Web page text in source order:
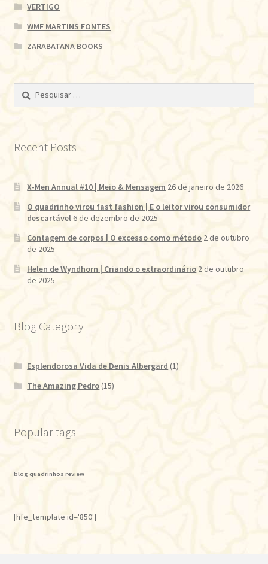
VERTIGO
WMF MARTINS FONTES
ZARABATANA BOOKS
Pesquisar
Recent Posts
X-Men Annual #10 | Meio & Mensagem 26 de janeiro de 2026
O quadrinho virou fast fashion | E o leitor virou consumidor
descartável 6 de dezembro de 2025
Contagem de corpos | O excesso como método 2 de outubro
de 2025
Helen de Wyndhorn | Criando o extraordinário 2 de outubro
de 2025
Blog Category
Esplendorosa Vida de Denis Albergard (1)
The Amazing Pedro (15)
Popular tags
blog quadrinhos review
[hfe_template id='850']